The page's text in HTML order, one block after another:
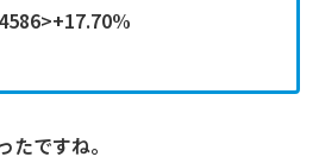
ですね。